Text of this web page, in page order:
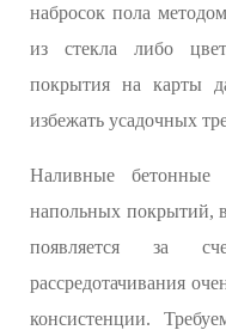
набросок пола
из стекла либо
покрытия на карты
избежать усадочных
Наливные
напольных покрытий,
появляется за
рассредотачивания
консистенции.